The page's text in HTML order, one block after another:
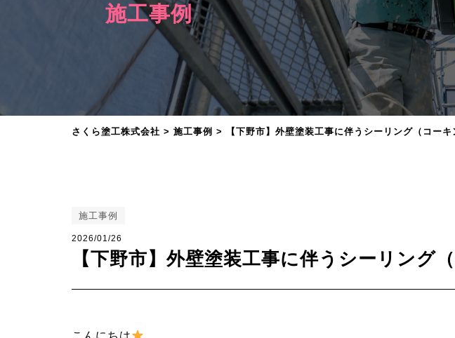
施工事例
さくら塗工株式会社 > 施工事例 > 【下野市】外壁塗装工事に伴うシーリング（コー
施工事例
2026/01/26
【下野市】外壁塗装工事に伴うシーリング